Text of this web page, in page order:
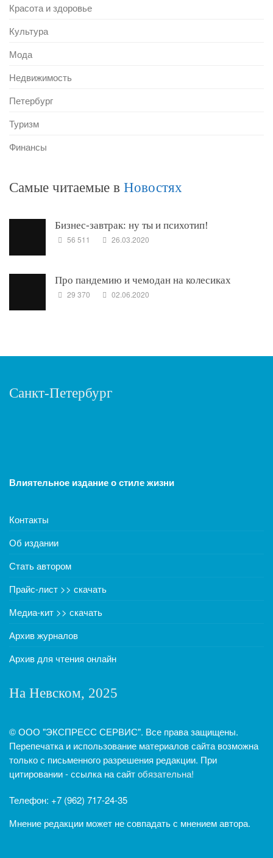
Красота и здоровье
Культура
Мода
Недвижимость
Петербург
Туризм
Финансы
Самые читаемые в Новостях
Бизнес-завтрак: ну ты и психотип!
56 511 26.03.2020
Про пандемию и чемодан на колесиках
29 370 02.06.2020
Санкт-Петербург
Влиятельное издание о стиле жизни
Контакты
Об издании
Стать автором
Прайс-лист >> скачать
Медиа-кит >> скачать
Архив журналов
Архив для чтения онлайн
На Невском, 2025
© ООО "ЭКСПРЕСС СЕРВИС". Все права защищены.
Перепечатка и использование материалов сайта возможна
только с письменного разрешения редакции. При
цитировании - ссылка на сайтобязательна!
Телефон: +7 (962) 717-24-35
Мнение редакции может не совпадать с мнением автора.